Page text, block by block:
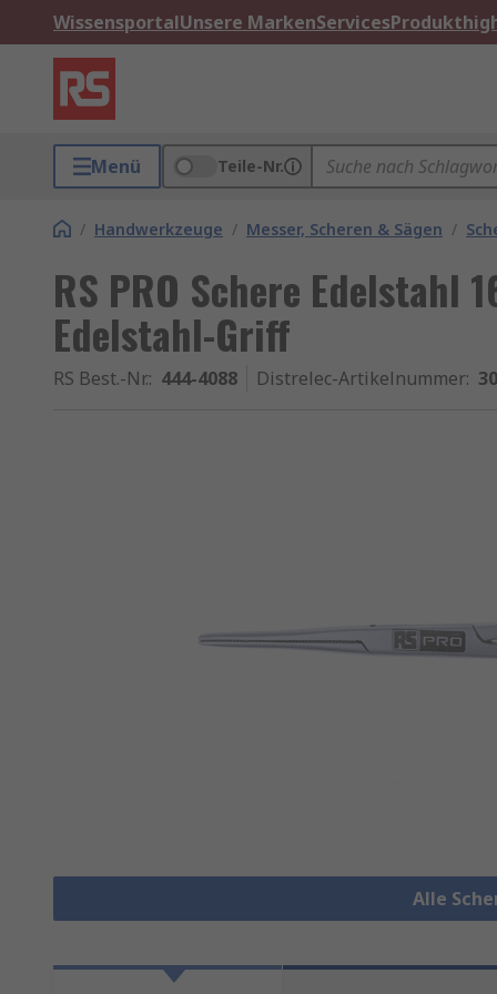
WissensportalUnsere MarkenServices
Menü Teile-Nr.
/ Handwerkzeuge / Messer, Scheren & Sägen /
RS PRO Schere Edelstahl
Edelstahl-Griff
RS Best.-Nr.: 444-4088 Distrelec-Artikelnummer:
Alle